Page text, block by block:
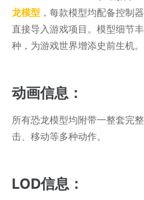
龙模型 ，每款模型均配备控制
直接导入游戏项目。模型细节
种，为游戏世界增添史前生机。
动画信息：
所有恐龙模型均附带一整套完
击、移动等多种动作。
LOD信息：